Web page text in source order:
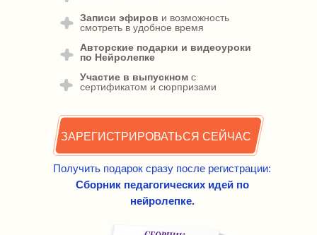
Записи эфиров и возможность
смотреть в удобное время
Авторские подарки и видеоуроки
по Нейролепке
Участие в выпускном с
сертификатом и сюрпризами
ЗАРЕГИСТРИРОВАТЬСЯ СЕЙЧАС
Получить подарок сразу после регистрации:
Сборник педагогических идей по
нейролепке.